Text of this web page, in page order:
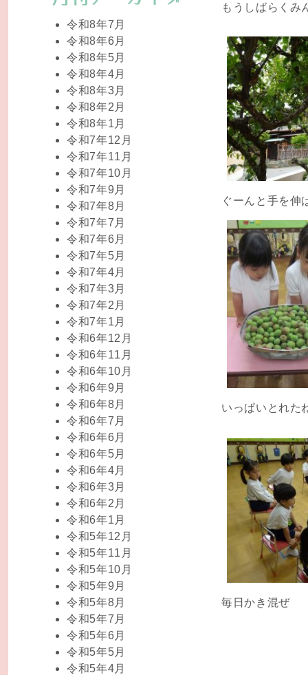
もうしばらくみ
ぐーんと手を伸
いっぱいとれた
毎日かき混ぜ
令和8年7月
令和8年6月
令和8年5月
令和8年4月
令和8年3月
令和8年2月
令和8年1月
令和7年12月
令和7年11月
令和7年10月
令和7年9月
令和7年8月
令和7年7月
令和7年6月
令和7年5月
令和7年4月
令和7年3月
令和7年2月
令和7年1月
令和6年12月
令和6年11月
令和6年10月
令和6年9月
令和6年8月
令和6年7月
令和6年6月
令和6年5月
令和6年4月
令和6年3月
令和6年2月
令和6年1月
令和5年12月
令和5年11月
令和5年10月
令和5年9月
令和5年8月
令和5年7月
令和5年6月
令和5年5月
令和5年4月